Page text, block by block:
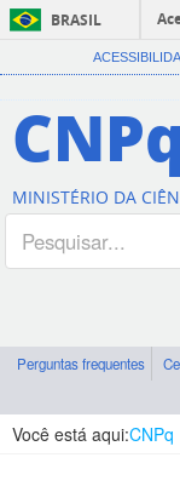
BRASIL
CNPq
MINISTÉRIO DA
Perguntas frequentes
Você está aqui:CNPq